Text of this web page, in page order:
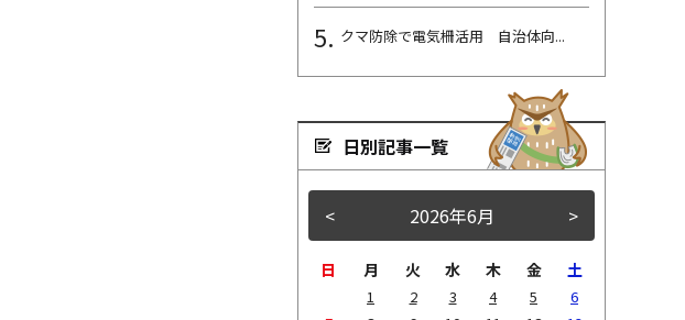
クマ防除で電気柵活用 自治体向...
日別記事一覧
< >
2026年6月
日 月 火 水 木 金 土
1 2 3 4 5
6